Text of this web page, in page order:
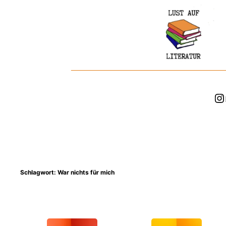
Schlagwort: War nichts für mich